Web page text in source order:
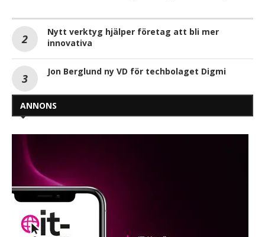
Nytt verktyg hjälper företag att bli mer
innovativa
Jon Berglund ny VD för techbolaget Digmi
ANNONS